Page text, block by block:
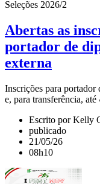
Seleções 2026/2
Abertas as
portador de
externa
Inscrições para portador
e, para transferência,
Escrito por Kelly
publicado
21/05/26
08h10